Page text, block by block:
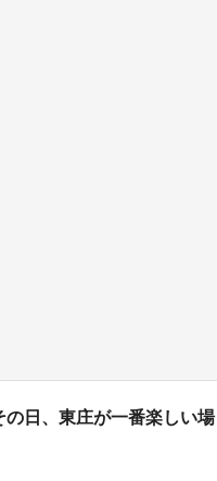
日、東庄が一番楽しい場